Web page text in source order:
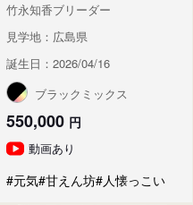
竹永知香ブリーダー
見学地：広島県
誕生日：2026/04/16
ブラックミックス
550,000 円
動画あり
#元気#甘えん坊#人懐っこい